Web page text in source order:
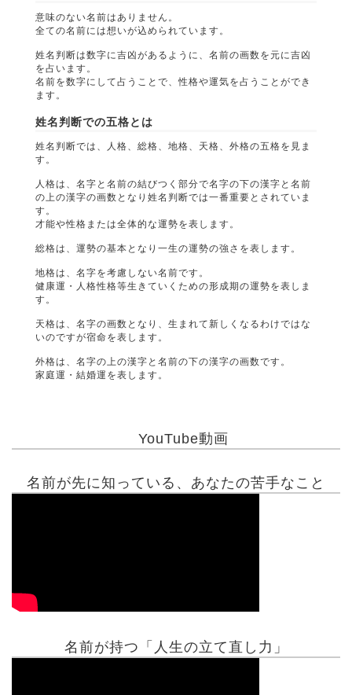
意味のない名前はありません。
全ての名前には想いが込められています。
姓名判断は数字に吉凶があるように、名前の画数を元に吉凶
を占います。
名前を数字にして占うことで、性格や運気を占うことができ
ます。
姓名判断での五格とは
姓名判断では、人格、総格、地格、天格、外格の五格を見ま
す。
人格は、名字と名前の結びつく部分で名字の下の漢字と名前
の上の漢字の画数となり姓名判断では一番重要とされていま
す。
才能や性格または全体的な運勢を表します。
総格は、運勢の基本となり一生の運勢の強さを表します。
地格は、名字を考慮しない名前です。
健康運・人格性格等生きていくための形成期の運勢を表しま
す。
天格は、名字の画数となり、生まれて新しくなるわけではな
いのですが宿命を表します。
外格は、名字の上の漢字と名前の下の漢字の画数です。
家庭運・結婚運を表します。
YouTube動画
名前が先に知っている、あなたの苦手なこと
名前が持つ「人生の立て直し力」